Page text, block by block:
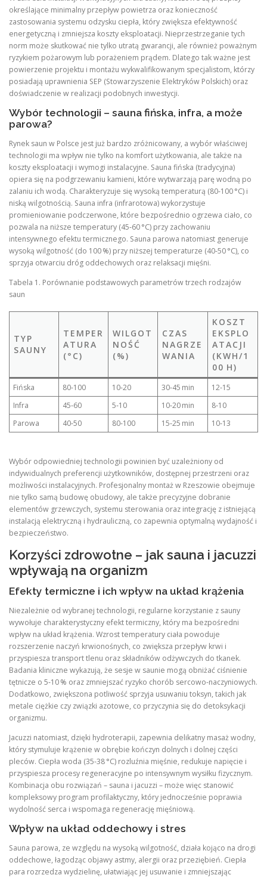
określające minimalny przepływ powietrza oraz konieczność
zastosowania systemu odzysku ciepła, który zwiększa efektywność
energetyczną i zmniejsza koszty eksploatacji. Nieprzestrzeganie tych
norm może skutkować nie tylko utratą gwarancji, ale również poważnym
ryzykiem pożarowym lub porażeniem prądem. Dlatego tak ważne jest
powierzenie projektu i montażu wykwalifikowanym specjalistom, którzy
posiadają uprawnienia SEP (Stowarzyszenie Elektryków Polskich) oraz
doświadczenie w realizacji podobnych inwestycji.
Wybór technologii – sauna fińska, infra, a może
parowa?
Rynek saun w Polsce jest już bardzo zróżnicowany, a wybór właściwej
technologii ma wpływ nie tylko na komfort użytkowania, ale także na
koszty eksploatacji i wymogi instalacyjne. Sauna fińska (tradycyjna)
opiera się na podgrzewaniu kamieni, które wytwarzają parę wodną po
zalaniu ich wodą. Charakteryzuje się wysoką temperaturą (80‑100 °C) i
niską wilgotnością. Sauna infra (infrarotowa) wykorzystuje
promieniowanie podczerwone, które bezpośrednio ogrzewa ciało, co
pozwala na niższe temperatury (45‑60 °C) przy zachowaniu
intensywnego efektu termicznego. Sauna parowa natomiast generuje
wysoką wilgotność (do 100 %) przy niższej temperaturze (40‑50 °C), co
sprzyja otwarciu dróg oddechowych oraz relaksacji mięśni.
Tabela 1. Porównanie podstawowych parametrów trzech rodzajów
saun
TYP
SAUNY
TEMPER
ATURA
(°C)
WILGOT
NOŚĆ
(%)
CZAS
NAGRZE
WANIA
KOSZT
EKSPLO
ATACJI
(KWH/1
00 H)
Fińska 80‑100 10‑20 30‑45 min
12‑15
Infra
45‑60 5‑10 10‑20 min
8‑10
Parowa
40‑50 80‑100 15‑25 min 10‑13
Wybór odpowiedniej technologii powinien być uzależniony od
indywidualnych preferencji użytkowników, dostępnej przestrzeni oraz
możliwości instalacyjnych. Profesjonalny montaż w Rzeszowie obejmuje
nie tylko samą budowę obudowy, ale także precyzyjne dobranie
elementów grzewczych, systemu sterowania oraz integrację z istniejącą
instalacją elektryczną i hydrauliczną, co zapewnia optymalną wydajność i
bezpieczeństwo.
Korzyści zdrowotne – jak sauna i jacuzzi
wpływają na organizm
Efekty termiczne i ich wpływ na układ krążenia
Niezależnie od wybranej technologii, regularne korzystanie z sauny
wywołuje charakterystyczny efekt termiczny, który ma bezpośredni
wpływ na układ krążenia. Wzrost temperatury ciała powoduje
rozszerzenie naczyń krwionośnych, co zwiększa przepływ krwi i
przyspiesza transport tlenu oraz składników odżywczych do tkanek.
Badania kliniczne wykazują, że sesje w saunie mogą obniżać ciśnienie
tętnicze o 5‑10 % oraz zmniejszać ryzyko chorób sercowo-naczyniowych.
Dodatkowo, zwiększona potliwość sprzyja usuwaniu toksyn, takich jak
metale ciężkie czy związki azotowe, co przyczynia się do detoksykacji
organizmu.
Jacuzzi natomiast, dzięki hydroterapii, zapewnia delikatny masaż wodny,
który stymuluje krążenie w obrębie kończyn dolnych i dolnej części
pleców. Ciepła woda (35‑38 °C) rozluźnia mięśnie, redukuje napięcie i
przyspiesza procesy regeneracyjne po intensywnym wysiłku fizycznym.
Kombinacja obu rozwiązań – sauna i jacuzzi – może więc stanowić
kompleksowy program profilaktyczny, który jednocześnie poprawia
wydolność serca i wspomaga regenerację mięśniową.
Wpływ na układ oddechowy i stres
Sauna parowa, ze względu na wysoką wilgotność, działa kojąco na drogi
oddechowe, łagodząc objawy astmy, alergii oraz przeziębień. Ciepła
para rozrzedza wydzielinę, ułatwiając jej usuwanie i zmniejszając